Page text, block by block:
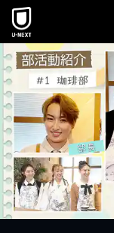
本文へスキップ